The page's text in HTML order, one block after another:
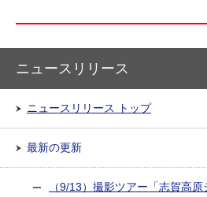
ニュースリリース
ニュースリリース トップ
最新の更新
（9/13）撮影ツアー「志賀高